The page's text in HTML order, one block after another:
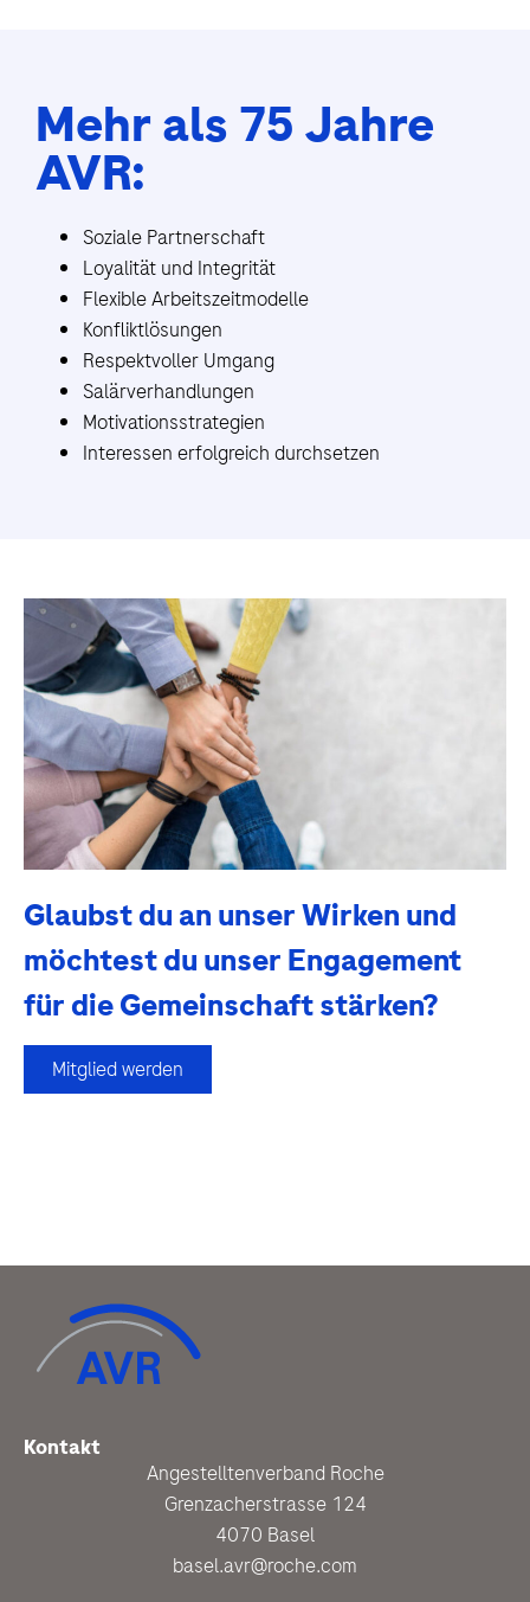
Mehr als 75 Jahre
AVR:
Soziale Partnerschaft
Loyalität und Integrität
Flexible Arbeitszeitmodelle
Konfliktlösungen
Respektvoller Umgang
Salärverhandlungen
Motivationsstrategien
Interessen erfolgreich durchsetzen
Glaubst du an unser Wirken und
möchtest du unser Engagement
für die Gemeinschaft stärken?
Mitglied werden
Kontakt
Angestelltenverband Roche
Grenzacherstrasse 124
4070 Basel
basel.avr@roche.com